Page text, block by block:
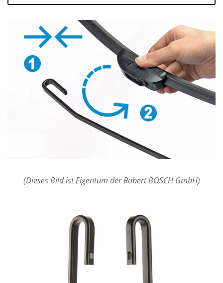
(Dieses Bild ist Eigentum der Robert BOSCH GmbH)